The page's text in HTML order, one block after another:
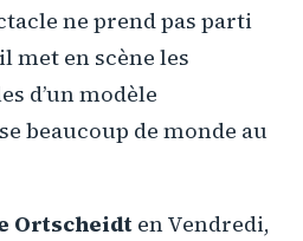
ne prend pas parti
met en scène les
d’un modèle
beaucoup de monde au
Ortscheidt en Vendredi,